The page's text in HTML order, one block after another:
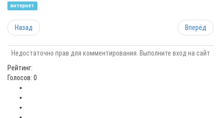
интернет
Назад Вперёд
Недостаточно прав для комментирования. Выполните вход на сайт
Рейтинг:
Голосов: 0